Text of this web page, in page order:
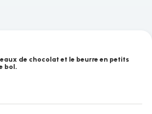
de chocolat et le beurre en petits
bol.